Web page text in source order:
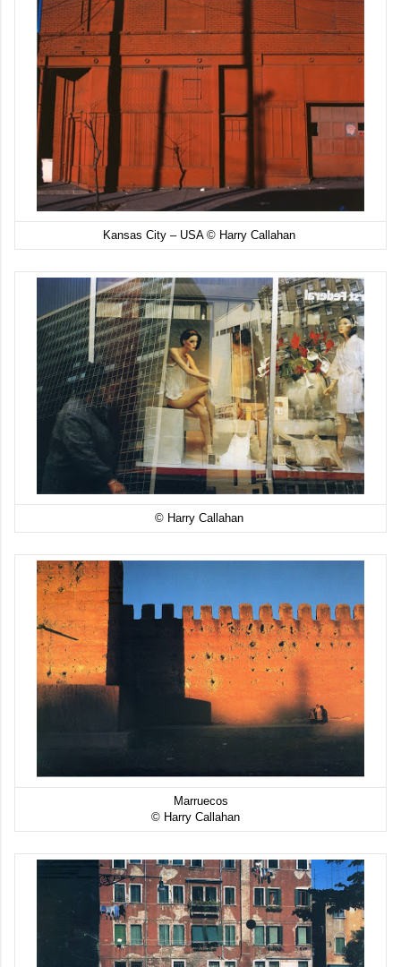
Kansas City – USA © Harry Callahan
© Harry Callahan
Marruecos
© Harry Callahan